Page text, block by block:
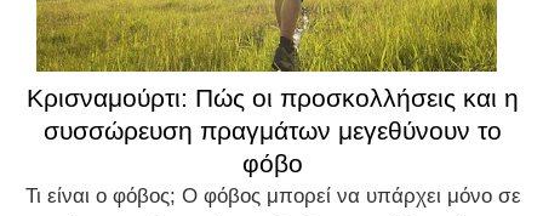
Κρισναμούρτι: Πώς οι προσκολλήσεις και η
συσσώρευση πραγμάτων μεγεθύνουν το
φόβο
Τι είναι ο φόβος; Ο φόβος μπορεί να υπάρχει μόνο σε